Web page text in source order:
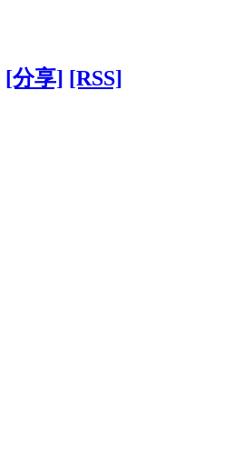
[分享] [RSS]